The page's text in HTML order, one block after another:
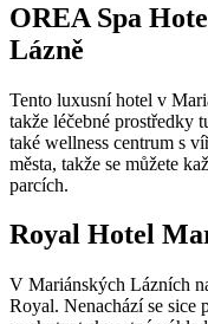
OREA Spa
Lázně
Tento luxusní hotel v
takže léčebné prostředky
také wellness centrum s
města, takže se můžete
parcích.
Royal Hotel
V Mariánských Lázních
Royal. Nenachází se sice